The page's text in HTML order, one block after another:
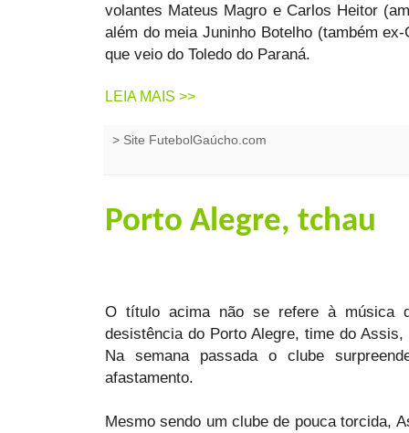
volantes Mateus Magro e Carlos Heitor
além do meia Juninho Botelho (também
que veio do Toledo do Paraná.
LEIA MAIS >>
> Site FutebolGaúcho.com
Porto Alegre, tchau
O título acima não se refere à música
desistência do Porto Alegre, time do
Na semana passada o clube
afastamento.
Mesmo sendo um clube de pouca torcida,